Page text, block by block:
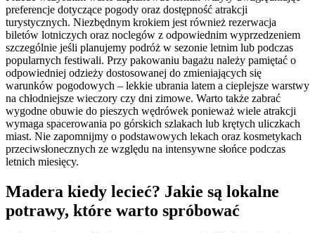
preferencje dotyczące pogody oraz dostępność atrakcji
turystycznych. Niezbędnym krokiem jest również rezerwacja
biletów lotniczych oraz noclegów z odpowiednim wyprzedzeniem
szczególnie jeśli planujemy podróż w sezonie letnim lub podczas
popularnych festiwali. Przy pakowaniu bagażu należy pamiętać o
odpowiedniej odzieży dostosowanej do zmieniających się
warunków pogodowych – lekkie ubrania latem a cieplejsze warstwy
na chłodniejsze wieczory czy dni zimowe. Warto także zabrać
wygodne obuwie do pieszych wędrówek ponieważ wiele atrakcji
wymaga spacerowania po górskich szlakach lub krętych uliczkach
miast. Nie zapomnijmy o podstawowych lekach oraz kosmetykach
przeciwsłonecznych ze względu na intensywne słońce podczas
letnich miesięcy.
Madera kiedy lecieć? Jakie są lokalne
potrawy, które warto spróbować